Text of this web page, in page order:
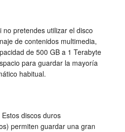
no pretendes utilizar el disco
de contenidos multimedia,
de 500 GB a 1 Terabyte
para guardar la mayoría
habitual.
Estos discos duros
permiten guardar una gran